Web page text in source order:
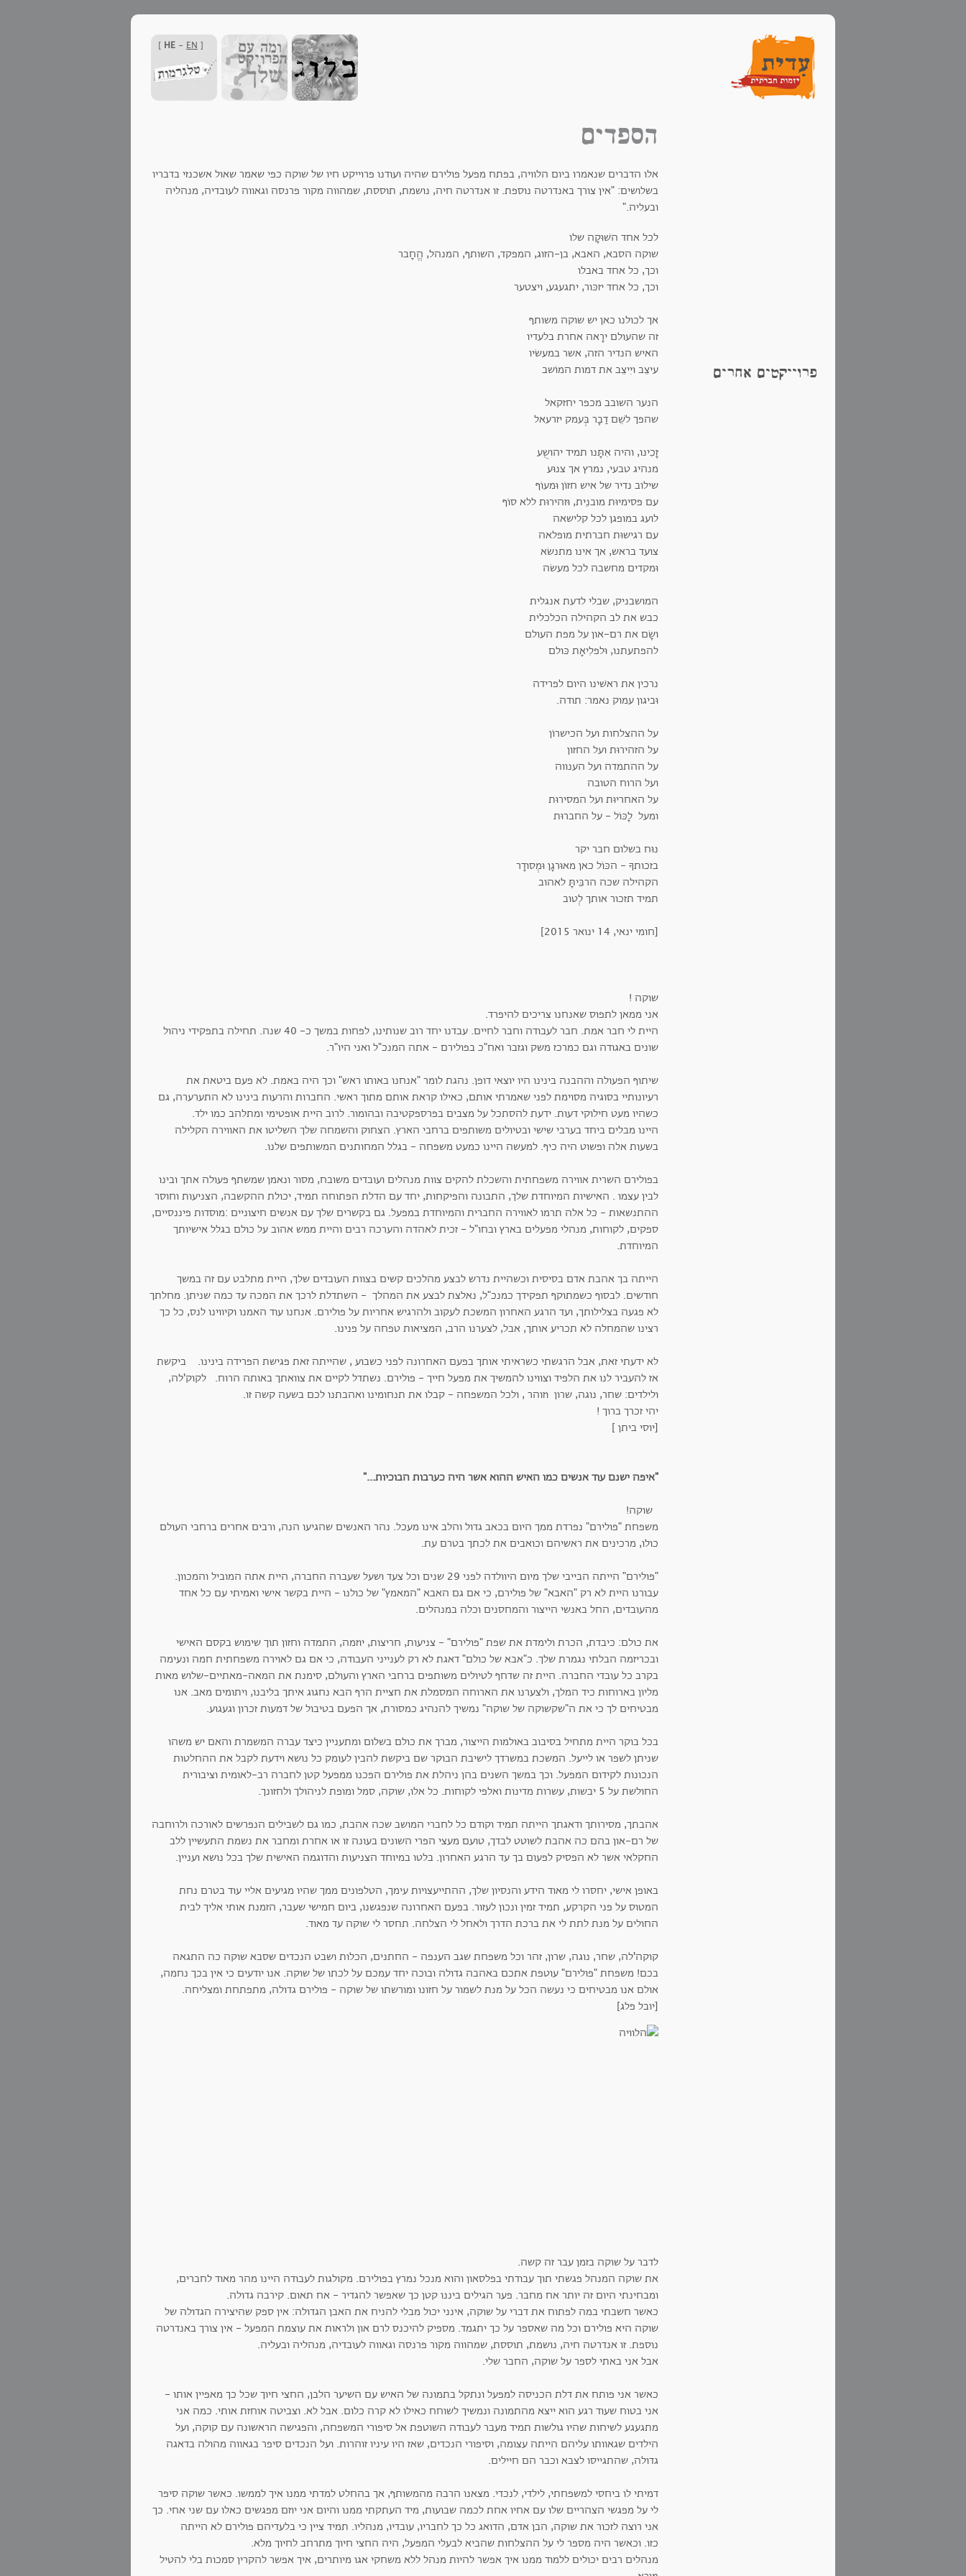
[
HE - EN
]
פרוייקטים אחרים
הספדים
אלו הדברים שנאמרו ביום הלוויה, בפתח מפעל פולירם שהיה ועודנו פרוייקט חיו של שוקה כפי שאמר שאול אשכנזי בדבריו
בשלושים: "אין צורך באנדרטה נוספת. זו אנדרטה חיה, נושמת, תוססת, שמהווה מקור פרנסה וגאווה לעובדיה, מנהליה
ובעליה."
לכל אחד השׁוּקָה שלו
שוקה הסבא, האבא, בן-הזוג, המפקד, השותף, המנהל, הֱחָבר
וכך, כל אחד באבלו
וכך, כל אחד יזכּור, יתגעגע, ויצטער
אך לכולנו כאן יש שוקה משותף
זה שהעולם ירָאה אחרת בלעדיו
האיש הנדיר הזה, אשר במעשׂיו
עיצֵב ויִיצֵב את דמות המוֹשב
הנער השובב מכפר יחזקאל
שהפך לשֵׁם דַבָר בְּעמק יזרעאל
זָכִינו, והיה אִתָּנו תמיד יהושֻע
מנהיג טבעי, נמרץ אך צנוּע
שילוב נדיר של איש חזוֹן וּמעוֹף
עם פסימיוּת מובנֵית, וּזהירוּת ללא סוֹף
לועג במופגן לכל קלישאה
עם רגישוּת חברתית מופלאה
צועד בראש, אך אינו מתנשׂא
וּמקדים מחשבה לכל מעשׂה
המושבניק, שבלי לדעת אנגלית
כבש את לב הקהילה הכלכלית
ושָׂם את רם-און על מפת העולם
להפתעתנו, וּלפלִיאָת כּולם
נרכין את ראשׁינו היום לפרידה
וּביגון עמוק נאמר: תודה.
על ההצלחות ועל הכישרוֹן
על הזהירוּת ועל החזון
על ההתמדה ועל הענווה
ועל הרוח הטובה
על האחריוּת ועל המסירוּת
ומעל לָכּוֹל - על החברוּת
נוּח בשלום חבר יקר
בזכותךָ - הכּוֹל כאן מאוּרגָן וּמְסודָר
הקהילה שכה הרבֵּיתָּ לאהוב
תמיד תזכור אותך לְטוב
[חומי ינאי, 14 ינואר 2015]
שוקה !
אני ממאן לתפוס שאנחנו צריכים להיפרד.
היית לי חבר אמת. חבר לעבודה וחבר לחיים. עבדנו יחד רוב שנותינו, לפחות במשך כ- 40 שנה. תחילה בתפקידי ניהול
שונים באגודה וגם כמרכז משק וגזבר ואח"כ בפולירם - אתה המנכ"ל ואני היו"ר.
שיתוף הפעולה וההבנה בינינו היו יוצאי דופן. נהגת לומר "אנחנו באותו ראש" וכך היה באמת. לא פעם ביטאת את
רעיונותיי בסוגיה מסוימת לפני שאמרתי אותם, כאילו קראת אותם מתוך ראשי. החברות והרעות בינינו לא התערערה, גם
כשהיו מעט חילוקי דעות. ידעת להסתכל על מצבים בפרספקטיבה ובהומור. לרוב היית אופטימי ומתלהב כמו ילד.
היינו מבלים ביחד בערבי שישי ובטיולים משותפים ברחבי הארץ. הצחוק והשמחה שלך השליטו את האווירה הקלילה
בשעות אלה ופשוט היה כיף. למעשה היינו כמעט משפחה - בגלל המחותנים המשותפים שלנו.
בפולירם השרית אווירה משפחתית והשכלת להקים צוות מנהלים ועובדים משובח, מסור ונאמן שמשתף פעולה אתך ובינו
לבין עצמו . האישיות המיוחדת שלך, התבונה והפיקחות, יחד עם הדלת הפתוחה תמיד, יכולת ההקשבה, הצניעות וחוסר
ההתנשאות - כל אלה תרמו לאווירה החברית והמיוחדת במפעל. גם בקשרים שלך עם אנשים חיצוניים :מוסדות פיננסיים,
ספקים, לקוחות, מנהלי מפעלים בארץ ובחו"ל - זכית לאהדה והערכה רבים והיית ממש אהוב על כולם בגלל אישיותך
המיוחדת.
הייתה בך אהבת אדם בסיסית וכשהיית נדרש לבצע מהלכים קשים בצוות העובדים שלך, היית מתלבט עם זה במשך
חודשים. לבסוף כשמתוקף תפקידך כמנכ"ל, נאלצת לבצע את המהלך - השתדלת לרכך את המכה עד כמה שניתן. מחלתך
לא פגעה בצלילותך, ועד הרגע האחרון המשכת לעקוב ולהרגיש אחריות על פולירם. אנחנו עוד האמנו וקיווינו לנס, כל כך
רצינו שהמחלה לא תכריע אותך, אבל, לצערנו הרב, המציאות טפחה על פנינו.
לא ידעתי זאת, אבל הרגשתי כשראיתי אותך בפעם האחרונה לפני כשבוע , שהייתה זאת פגישת הפרידה בינינו. ביקשת
אז להעביר לנו את הלפיד וצווינו להמשיך את מפעל חייך - פולירם. נשתדל לקיים את צוואתך באותה הרוח. לקוק'לה,
ולילדים: שחר, נוגה, שרון וזוהר , ולכל המשפחה - קבלו את תנחומינו ואהבתנו לכם בשעה קשה זו.
יהי זכרך ברוך !
[יוסי ביתן ]
"איפה ישנם עוד אנשים כמו האיש ההוא אשר היה כערבות הבוכיות..."
שוקה!
משפחת "פולירם" נפרדת ממך היום בכאב גדול והלב אינו מעכל. נהר האנשים שהגיעו הנה, ורבים אחרים ברחבי העולם
כולו, מרכינים את ראשיהם וכואבים את לכתך בטרם עת.
"פולירם" הייתה הבייבי שלך מיום היוולדה לפני 29 שנים וכל צעד ושעל שעברה החברה, היית אתה המוביל והמכוון.
עבורנו היית לא רק "האבא" של פולירם, כי אם גם האבא "המאמץ" של כולנו - היית בקשר אישי ואמיתי עם כל אחד
מהעובדים, החל באנשי הייצור והמחסנים וכלה במנהלים.
את כולם: כיבדת, הכרת ולימדת את שפת "פולירם" - צניעות, חריצות, יוזמה, התמדה וחזון תוך שימוש בקסם האישי
ובכריזמה הבלתי נגמרת שלך. כ"אבא של כולם" דאגת לא רק לענייני העבודה, כי אם גם לאוירה משפחתית חמה ונעימה
בקרב כל עובדי החברה. היית זה שדחף לטיולים משותפים ברחבי הארץ והעולם, סימנת את המאה-מאתיים-שלוש מאות
מליון בארוחות כיד המלך, ולצערנו את הארוחה המסמלת את חציית הרף הבא נחגוג איתך בליבנו, ויתומים מאב. אנו
מבטיחים לך כי את ה"שקשוקה של שוקה" נמשיך להנהיג כמסורת, אך הפעם בטיבול של דמעות זכרון וגעגוע.
בכל בוקר היית מתחיל בסיבוב באולמות הייצור, מברך את כולם בשלום ומתעניין כיצד עברה המשמרת והאם יש משהו
שניתן לשפר או לייעל. המשכת במשרדך לישיבת הבוקר שם ביקשת להבין לעומק כל נושא וידעת לקבל את ההחלטות
הנכונות לקידום המפעל. וכך במשך השנים בהן ניהלת את פולירם הפכנו ממפעל קטן לחברה רב-לאומית וציבורית
החולשת על 5 יבשות, עשרות מדינות ואלפי לקוחות. כל אלו, שוקה, סמל ומופת לניהולך ולחזונך.
אהבתך, מסירותך ודאגתך הייתה תמיד וקודם כל לחברי המושב שכה אהבת, כמו גם לשבילים הנפרשים לאורכה ולרוחבה
של רם-און בהם כה אהבת לשוטט לבדך, טועם מעצי הפרי השונים בעונה זו או אחרת ומחבר את נשמת התעשיין ללב
החקלאי אשר לא הפסיק לפעום בך עד הרגע האחרון. בלטו במיוחד הצניעות והדוגמה האישית שלך בכל נושא ועניין.
באופן אישי, יחסרו לי מאוד הידע והנסיון שלך, ההתייעצויות עימך, הטלפונים ממך שהיו מגיעים אליי עוד בטרם נחת
המטוס על פני הקרקע, תמיד זמין ונכון לעזור. בפעם האחרונה שנפגשנו, ביום חמישי שעבר, הזמנת אותי אליך לבית
החולים על מנת לתת לי את ברכת הדרך ולאחל לי הצלחה. תחסר לי שוקה עד מאוד.
קוקה'לה, שחר, נוגה, שרון, זהר וכל משפחת שגב הענפה - החתנים, הכלות ושבט הנכדים שסבא שוקה כה התגאה
בכם! משפחת "פולירם" עוטפת אתכם באהבה גדולה ובוכה יחד עמכם על לכתו של שוקה. אנו יודעים כי אין בכך נחמה,
אולם אנו מבטיחים כי נעשה הכל על מנת לשמור על חזונו ומורשתו של שוקה - פולירם גדולה, מתפתחת ומצליחה.
[יובל פלג]
לדבר על שוקה בזמן עבר זה קשה.
את שוקה המנהל פגשתי תוך עבודתי בפלסאון והוא מנכל נמרץ בפולירם. מקולגות לעבודה היינו מהר מאוד לחברים,
ומבחינתי היום זה יותר אח מחבר. פער הגילים ביננו קטן כך שאפשר להגדיר - אח תאום. קירבה גדולה.
כאשר חשבתי במה לפתוח את דברי על שוקה, אינני יכול מבלי להניח את האבן הגדולה: אין ספק שהיצירה הגדולה של
שוקה היא פולירם וכל מה שאספר על כך יתגמד. מספיק להיכנס לרם און ולראות את עוצמת המפעל - אין צורך באנדרטה
נוספת. זו אנדרטה חיה, נושמת, תוססת, שמהווה מקור פרנסה וגאווה לעובדיה, מנהליה ובעליה.
אבל אני באתי לספר על שוקה, החבר שלי.
כאשר אני פותח את דלת הכניסה למפעל ונתקל בתמונה של האיש עם השיער הלבן, החצי חיוך שכל כך מאפיין אותו -
אני בטוח שעוד רגע הוא ייצא מהתמונה ונמשיך לשוחח כאילו לא קרה כלום. אבל לא. וצביטה אוחזת אותי. כמה אני
מתגעגע לשיחות שהיו גולשות תמיד מעבר לעבודה השוטפת אל סיפורי המשפחה, והפגישה הראשונה עם קוקה, ועל
הילדים שגאוותו עליהם הייתה עצומה, וסיפורי הנכדים, שאז היו עיניו זוהרות. ועל הנכדים סיפר בגאווה מהולה בדאגה
גדולה, שהתגייסו לצבא וכבר הם חיילים.
דמיתי לו ביחסי למשפחתי, לילדי, לנכדי. מצאנו הרבה מהמשותף, אך בהחלט למדתי ממנו איך לממשו. כאשר שוקה סיפר
לי על מפגשי הצהריים שלו עם אחיו אחת לכמה שבועות, מיד העתקתי ממנו והיום אני יוזם מפגשים כאלו עם שני אחי. כך
אני רוצה לזכור את שוקה, הבן אדם, הדואג כל כך לחבריו, עובדיו, מנהליו. תמיד ציין כי בלעדיהם פולירם לא הייתה
כזו. וכאשר היה מספר לי על ההצלחות שהביא לבעלי המפעל, היה החצי חיוך מתרחב לחיוך מלא.
מנהלים רבים יכולים ללמוד ממנו איך אפשר להיות מנהל ללא משחקי אגו מיותרים, איך אפשר להקרין סמכות בלי להטיל